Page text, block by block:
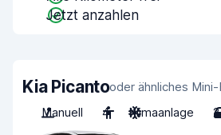
Jetzt anzahlen
Kia Picantooder ähnliches
Manuell
4 Klimaanlage 2